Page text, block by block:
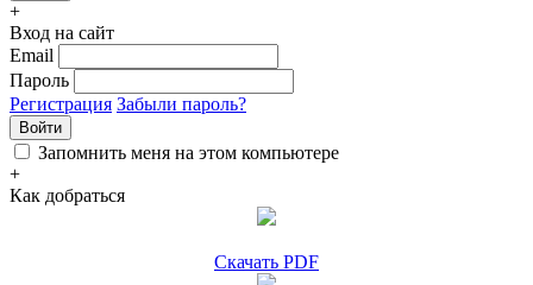
+
Вход на сайт
Email
Пароль
Регистрация Забыли пароль?
Войти
Запомнить меня на этом компьютере
+
Как добраться
Скачать PDF